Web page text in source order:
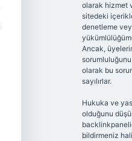
olarak hizmet
sitedeki
denetleme
Ancak,
olarak bu
sayılırlar.
Hukuka ve
olduğunu
bildirmeniz